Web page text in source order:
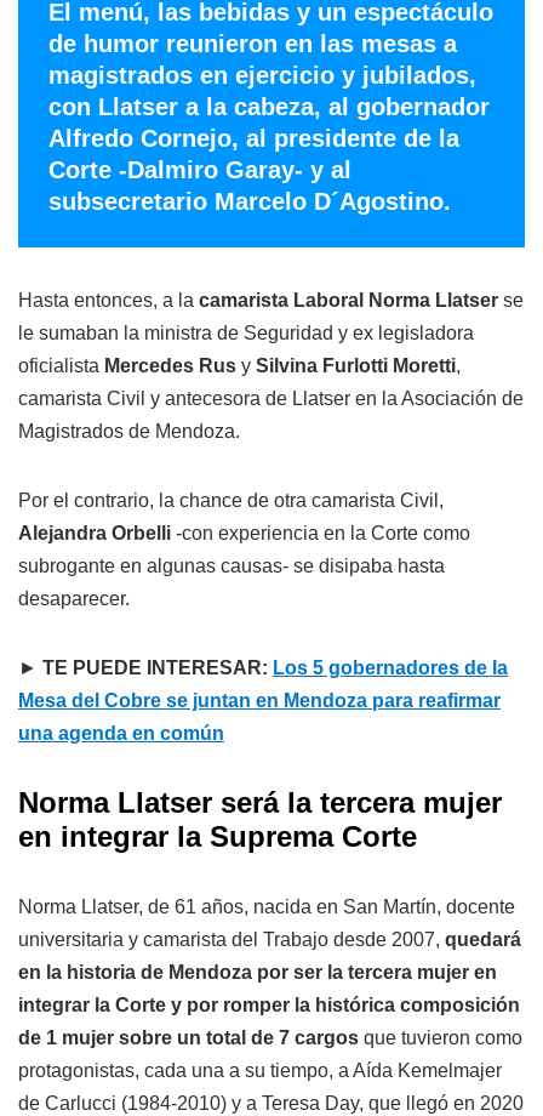
El menú, las bebidas y un espectáculo
de humor reunieron en las mesas a
magistrados en ejercicio y jubilados,
con Llatser a la cabeza, al gobernador
Alfredo Cornejo, al presidente de la
Corte -Dalmiro Garay- y al
subsecretario Marcelo D´Agostino.
Hasta entonces, a la camarista Laboral Norma Llatser se
le sumaban la ministra de Seguridad y ex legisladora
oficialista Mercedes Rus y Silvina Furlotti Moretti,
camarista Civil y antecesora de Llatser en la Asociación de
Magistrados de Mendoza.
Por el contrario, la chance de otra camarista Civil,
Alejandra Orbelli -con experiencia en la Corte como
subrogante en algunas causas- se disipaba hasta
desaparecer.
► TE PUEDE INTERESAR: Los 5 gobernadores de la
Mesa del Cobre se juntan en Mendoza para reafirmar
una agenda en común
Norma Llatser será la tercera mujer
en integrar la Suprema Corte
Norma Llatser, de 61 años, nacida en San Martín, docente
universitaria y camarista del Trabajo desde 2007, quedará
en la historia de Mendoza por ser la tercera mujer en
integrar la Corte y por romper la histórica composición
de 1 mujer sobre un total de 7 cargos que tuvieron como
protagonistas, cada una a su tiempo, a Aída Kemelmajer
de Carlucci (1984-2010) y a Teresa Day, que llegó en 2020